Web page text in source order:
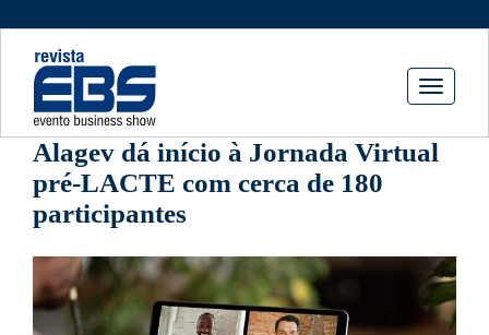
Toggle
Alagev dá início à Jornada Virtual
pré-LACTE com cerca de 180
participantes